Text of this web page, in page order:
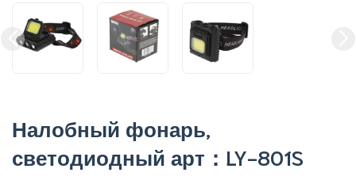
Налобный фонарь,
светодиодный арт：LY-801S